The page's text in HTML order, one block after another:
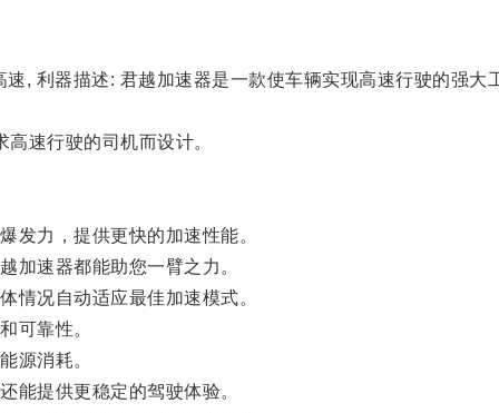
器描述: 君越加速器是一款使车辆实现高速行驶的强大
速行驶的司机而设计。
力，提供更快的加速性能。
速器都能助您一臂之力。
况自动适应最佳加速模式。
可靠性。
源消耗。
提供更稳定的驾驶体验。